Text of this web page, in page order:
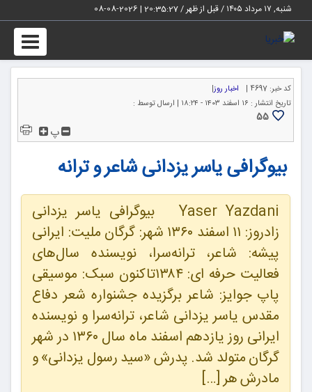
شنبه, ۱۷ مرداد ۱۴۰۵ / قبل از ظهر / 20:35:28
|
2026-08-08
کد خبر: 4697 | اخبار روز|
تاریخ انتشار : ۱۶ اسفند ۱۴۰۳ - ۱۸:۲۴ | ارسال توسط :
55
پ
بیوگرافی یاسر یزدانی شاعر و ترانه
Yaser Yazdani بیوگرافی یاسر یزدانی
زادروز: ۱۱ اسفند ۱۳۶۰ شهر: گرگان ملیت: ایرانی
پیشه: شاعر، ترانه‌سرا، نویسنده سال‌های
فعالیت حرفه ای: ۱۳۸۴تاکنون سبک: موسیقی
پاپ جوایز: شاعر برگزیده جشنواره شعر دفاع
مقدس یاسر یزدانی شاعر، ترانه‌سرا و نویسنده
ایرانی روز یازدهم اسفند ماه سال ۱۳۶۰ در شهر
گرگان متولد شد. پدرش «سید رسول یزدانی» و
مادرش هر […]